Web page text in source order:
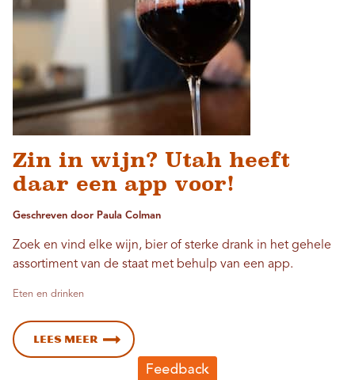
Zin in wijn? Utah heeft
daar een app voor!
Geschreven door Paula Colman
Zoek en vind elke wijn, bier of sterke drank in het gehele
assortiment van de staat met behulp van een app.
Eten en drinken
Lees meer